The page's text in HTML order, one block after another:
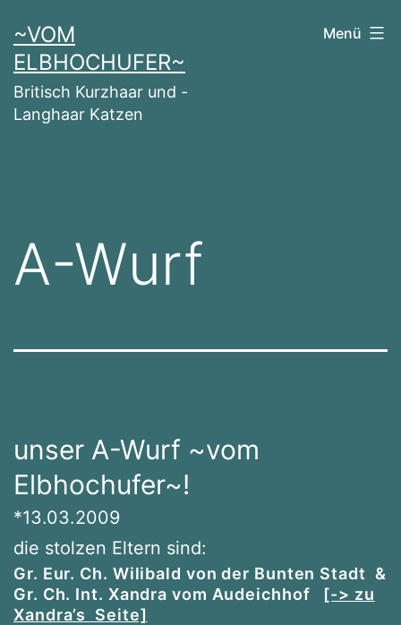
Inhalt
springen
~VOM
ELBHOCHUFER~
Britisch Kurzhaar und -
Langhaar Katzen
Menü
A-Wurf
unser A-Wurf ~vom
Elbhochufer~!
*13.03.2009
die stolzen Eltern sind:
Gr. Eur. Ch. Wilibald von der Bunten Stadt &
Gr. Ch. Int. Xandra vom Audeichhof [-> zu
Xandra’s Seite]